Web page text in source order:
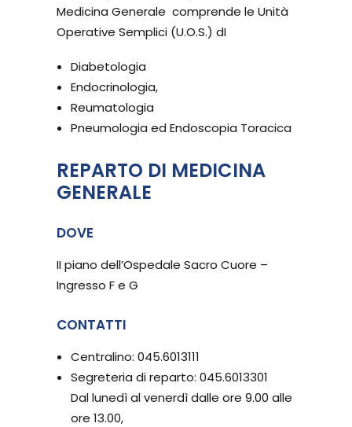
Medicina Generale comprende le Unità
Operative Semplici (U.O.S.) dI
Diabetologia
Endocrinologia,
Reumatologia
Pneumologia ed Endoscopia Toracica
REPARTO DI MEDICINA
GENERALE
DOVE
II piano dell’Ospedale Sacro Cuore –
Ingresso F e G
CONTATTI
Centralino: 045.6013111
Segreteria di reparto: 045.6013301
Dal lunedì al venerdì dalle ore 9.00 alle
ore 13.00,